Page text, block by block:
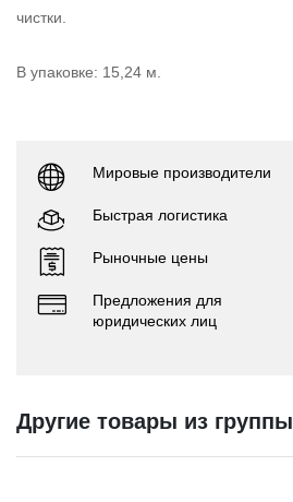
чистки.
В упаковке: 15,24 м.
Мировые производители
Быстрая логистика
Рыночные цены
Предложения для
юридических лиц
Другие товары из группы